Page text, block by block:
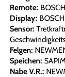
Remote:
Display:
Sensor:
Felgen:
Speichen:
Nabe V.R.: